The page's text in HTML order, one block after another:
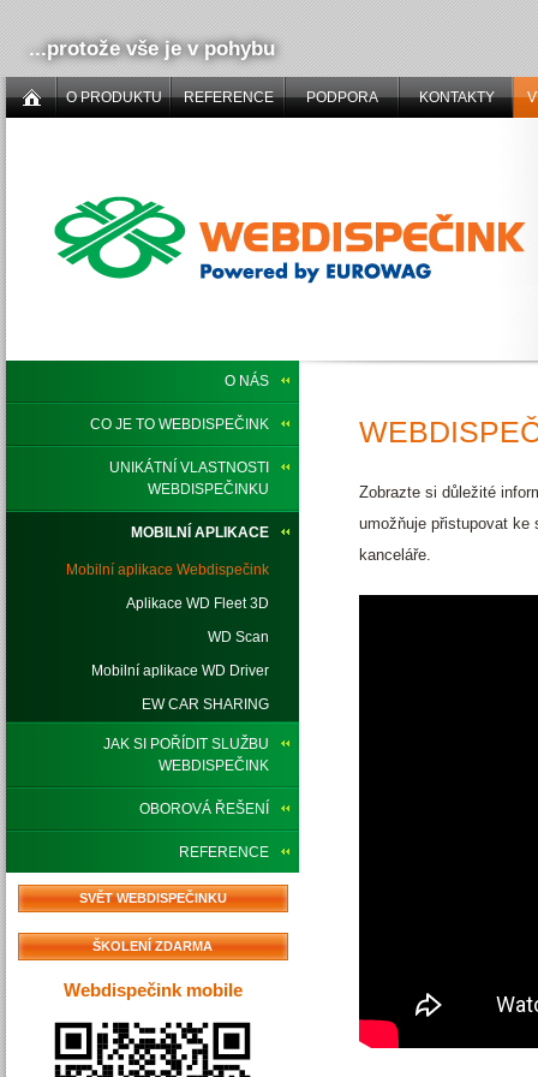
...protože vše je v pohybu
O PRODUKTU REFERENCE PODPORA KONTAKTY
O NÁS
CO JE TO WEBDISPEČINK
UNIKÁTNÍ VLASTNOSTI
WEBDISPEČINKU
MOBILNÍ APLIKACE
Mobilní aplikace Webdispečink
Aplikace WD Fleet 3D
WD Scan
Mobilní aplikace WD Driver
EW CAR SHARING
JAK SI POŘÍDIT SLUŽBU
WEBDISPEČINK
OBOROVÁ ŘEŠENÍ
REFERENCE
SVĚT WEBDISPEČINKU
ŠKOLENÍ ZDARMA
Webdispečink mobile
Zobrazte si důležité
umožňuje přistupovat
kanceláře.